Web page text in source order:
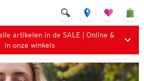
artikelen in de SALE | Online &
in onze winkels